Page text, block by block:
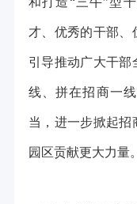
才、优秀的干部、
引导推动广大干部
线、拼在招商一
当，进一步掀起招
园区贡献更大力量。